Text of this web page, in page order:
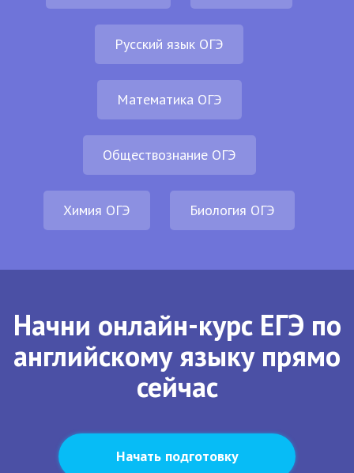
Русский язык ОГЭ
Математика ОГЭ
Обществознание ОГЭ
Химия ОГЭ Биология ОГЭ
Начни онлайн-курс ЕГЭ по
английскому языку прямо
сейчас
Начать подготовку